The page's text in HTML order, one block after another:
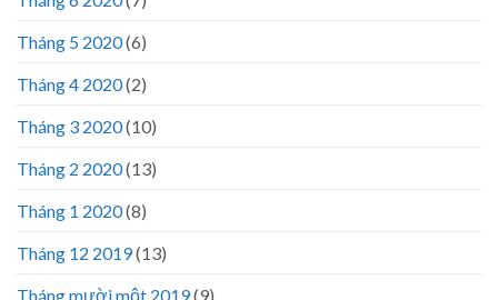
Tháng 5 2020(6)
Tháng 4 2020(2)
Tháng 3 2020(10)
Tháng 2 2020(13)
Tháng 1 2020(8)
Tháng 12 2019(13)
Tháng mười một 2019(9)